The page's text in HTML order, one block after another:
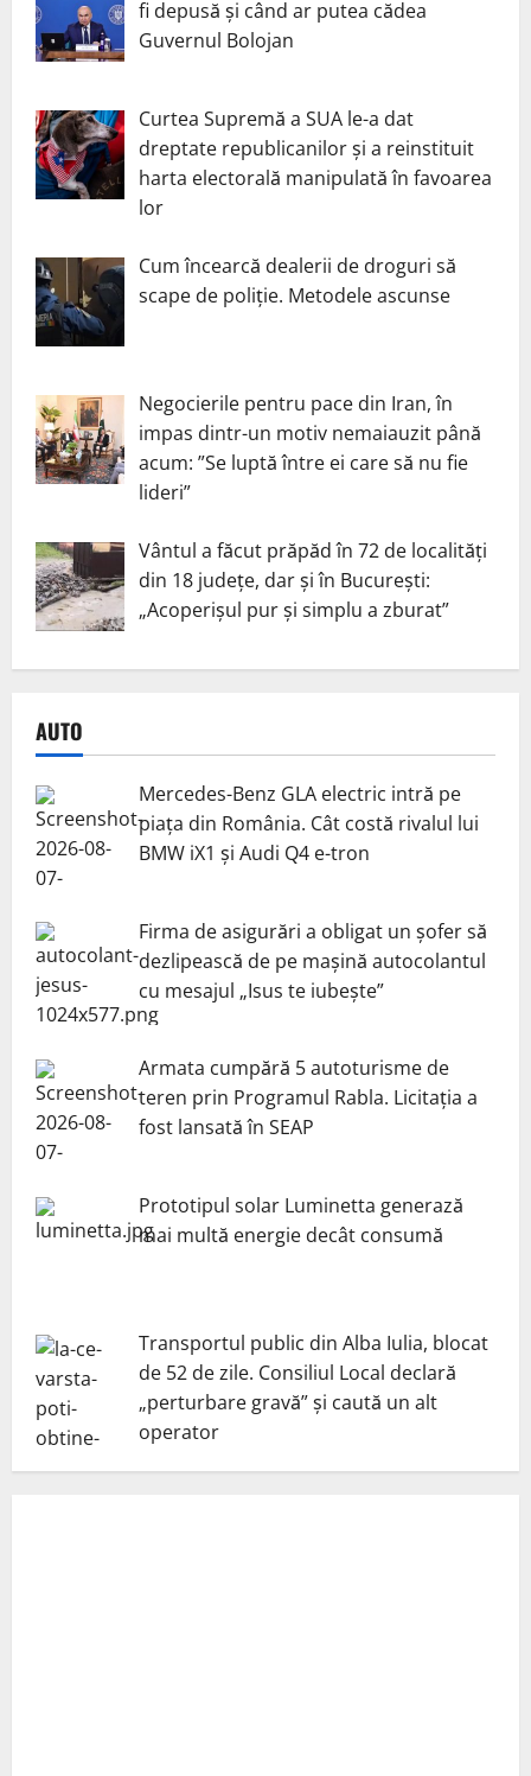
fi depusă și când ar putea cădea
Guvernul Bolojan
Curtea Supremă a SUA le-a dat
dreptate republicanilor și a reinstituit
harta electorală manipulată în favoarea
lor
Cum încearcă dealerii de droguri să
scape de poliție. Metodele ascunse
Negocierile pentru pace din Iran, în
impas dintr-un motiv nemaiauzit până
acum: ”Se luptă între ei care să nu fie
lideri”
Vântul a făcut prăpăd în 72 de localități
din 18 județe, dar și în București:
„Acoperișul pur și simplu a zburat”
AUTO
Mercedes-Benz GLA electric intră pe
piața din România. Cât costă rivalul lui
BMW iX1 și Audi Q4 e-tron
Firma de asigurări a obligat un șofer să
dezlipească de pe mașină autocolantul
cu mesajul „Isus te iubește”
Armata cumpără 5 autoturisme de
teren prin Programul Rabla. Licitația a
fost lansată în SEAP
Prototipul solar Luminetta generază
mai multă energie decât consumă
Transportul public din Alba Iulia, blocat
de 52 de zile. Consiliul Local declară
„perturbare gravă” și caută un alt
operator